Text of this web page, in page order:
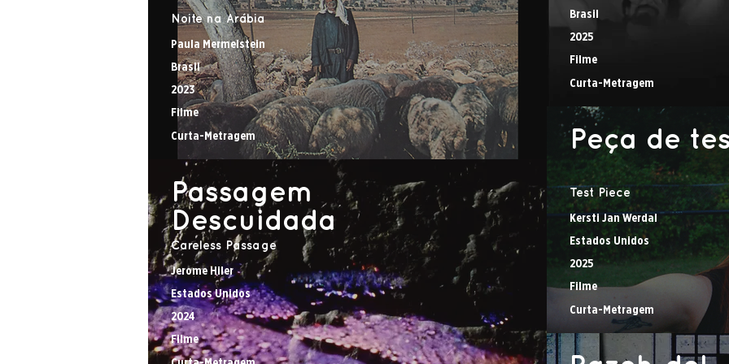
Curta-Metragem
Noite na Arábia
Paula Mermelstein
Brasil
2023
Filme
Passagem
Descuidada
Careless Passage
Jerome Hiler
Estados Unidos
2024
Filme
Curta-Metragem
Brasil
2025
Filme
Peça de
Curta-Metragem
Test Piece
Kersti Jan Werdal
Estados Unidos
2025
Filme